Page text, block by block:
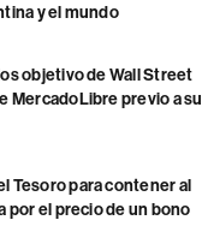
y el mundo
objetivo de Wall Street
MercadoLibre previo a su
Tesoro para contener al
por el precio de un bono